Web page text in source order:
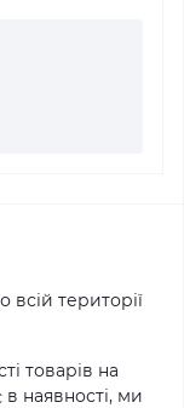
території
товарів на
наявності, ми